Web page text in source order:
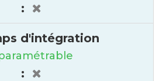
:
d'intégration
: